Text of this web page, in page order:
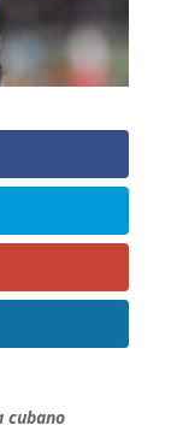
cubano